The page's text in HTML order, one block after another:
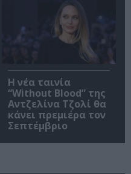
Η νέα ταινία
“Without Blood” της
Αντζελίνα Τζολί θα
κάνει πρεμιέρα τον
Σεπτέμβριο